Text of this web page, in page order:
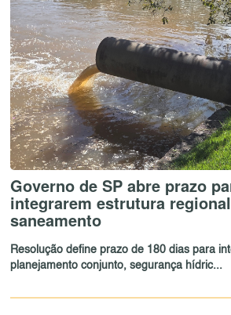
Governo de SP abre prazo
integrarem estrutura
saneamento
Resolução define prazo de 180 dias para
planejamento conjunto, segurança hídric...